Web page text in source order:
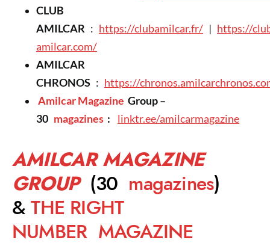
CLUB
AMILCAR : https://clubamilcar.fr/ | https://
amilcar.com/
AMILCAR
CHRONOS : https://
Amilcar Magazine Group –
30 magazines : linktr.ee/amilcarmagazine
AMILCAR MAGAZINE
GROUP (30 magazines)
&THE RIGHT
NUMBER MAGAZINE